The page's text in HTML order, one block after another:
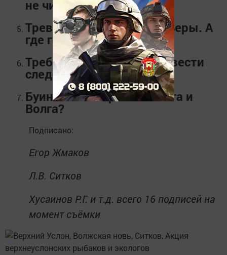
не числиться
Тревогу подняли браконьеры. А
где госслужбы?
Требуем выслушать, провести
следствие и дать ответ
Буинский сахар или Свияга и
Волга?
Подписано:
Егор Жмаков
Л.В. Ситков
Хусаинов Р.Г. и т.д. всего 16 подписей на
момент съёмки